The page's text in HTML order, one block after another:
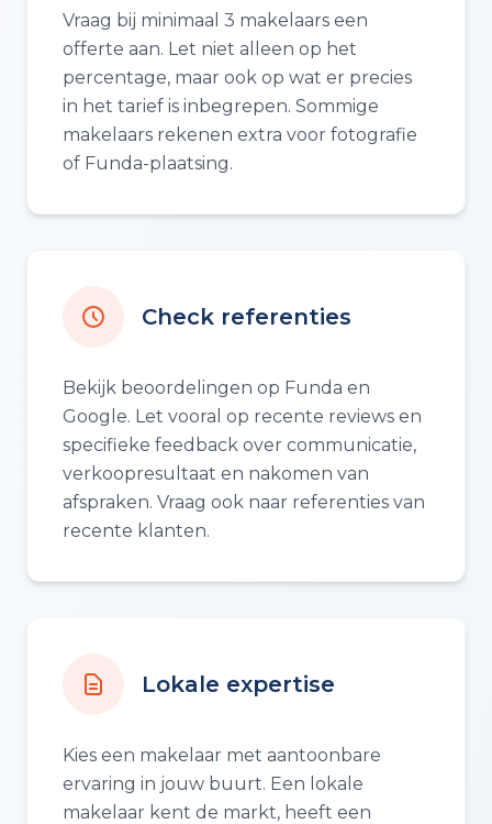
Vraag bij minimaal 3 makelaars een
offerte aan. Let niet alleen op het
percentage, maar ook op wat er precies
in het tarief is inbegrepen. Sommige
makelaars rekenen extra voor fotografie
of Funda-plaatsing.
Check referenties
Bekijk beoordelingen op Funda en
Google. Let vooral op recente reviews en
specifieke feedback over communicatie,
verkoopresultaat en nakomen van
afspraken. Vraag ook naar referenties van
recente klanten.
Lokale expertise
Kies een makelaar met aantoonbare
ervaring in jouw buurt. Een lokale
makelaar kent de markt, heeft een